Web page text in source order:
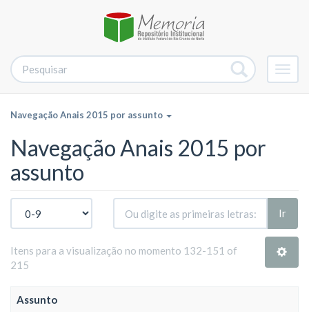
Navegação Anais 2015 por assunto
Navegação Anais 2015 por
assunto
Ir
Itens para a visualização no momento 132-151 of
215
Assunto